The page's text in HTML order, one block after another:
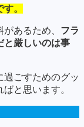
。
あるため、 フラ
と厳しいのは事
過ごすためのグッ
と思います。